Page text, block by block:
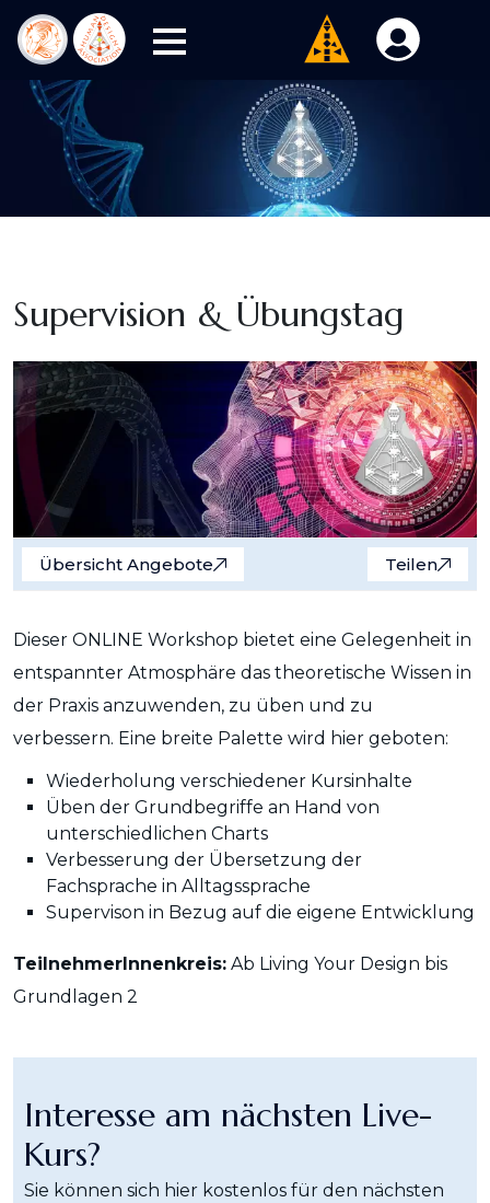
Supervision & Übungstag
Übersicht Angebote Teilen
Dieser ONLINE Workshop bietet eine Gelegenheit in
entspannter Atmosphäre das theoretische Wissen in
der Praxis anzuwenden, zu üben und zu
verbessern. Eine breite Palette wird hier geboten:
Wiederholung verschiedener Kursinhalte
Üben der Grundbegriffe an Hand von
unterschiedlichen Charts
Verbesserung der Übersetzung der
Fachsprache in Alltagssprache
Supervison in Bezug auf die eigene Entwicklung
TeilnehmerInnenkreis: Ab Living Your Design bis
Grundlagen 2
Interesse am nächsten Live-
Kurs?
Sie können sich hier kostenlos für den nächsten